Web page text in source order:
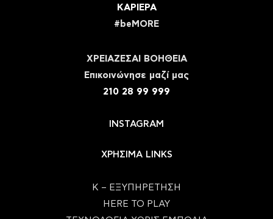
ΚΑΡΙΕΡΑ
#beMORE
ΧΡΕΙΑΖΕΣΑΙ ΒΟΗΘΕΙΑ
Eπικοινώνησε μαζί μας
210 28 99 999
INSTAGRAM
ΧΡΗΣΙΜΑ LINKS
Κ – ΕΞΥΠΗΡΕΤΗΣΗ
HERE TO PLAY